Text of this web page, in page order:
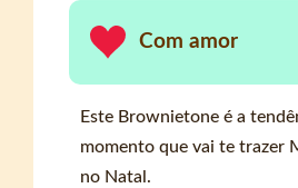
Com amor
Este Brownietone é a
momento que vai te trazer
no Natal.